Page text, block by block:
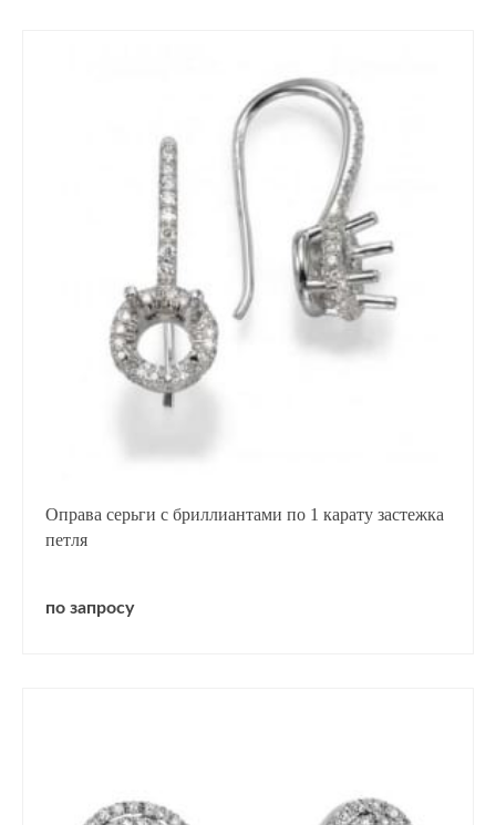
Оправа серьги с бриллиантами по 1 карату застежка
петля
по запросу